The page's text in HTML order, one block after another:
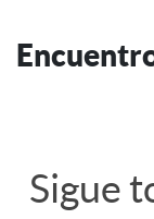
Sigue